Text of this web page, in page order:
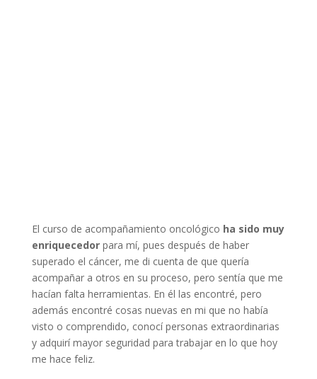
El curso de acompañamiento oncológico ha sido muy
enriquecedor para mí, pues después de haber
superado el cáncer, me di cuenta de que quería
acompañar a otros en su proceso, pero sentía que me
hacían falta herramientas. En él las encontré, pero
además encontré cosas nuevas en mi que no había
visto o comprendido, conocí personas extraordinarias
y adquirí mayor seguridad para trabajar en lo que hoy
me hace feliz.